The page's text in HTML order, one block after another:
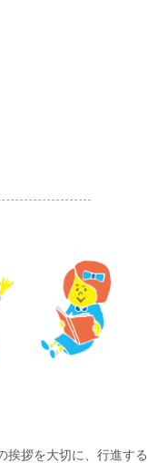
挨拶を大切に、行進する